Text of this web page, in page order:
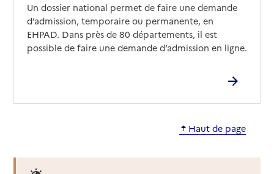
Un dossier national permet de faire une demande
d’admission, temporaire ou permanente, en
EHPAD. Dans près de 80 départements, il est
possible de faire une demande d’admission en ligne.
Haut de page